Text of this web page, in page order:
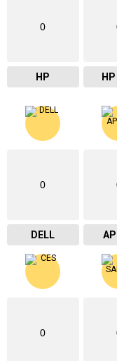
0
HP
0
DELL
0